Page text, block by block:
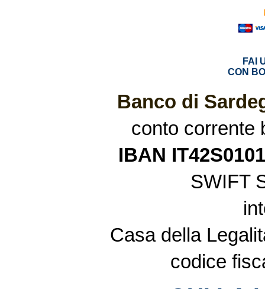
FAI
CON
Banco di
conto corrente
IBAN
SWIFT
Casa della
codice